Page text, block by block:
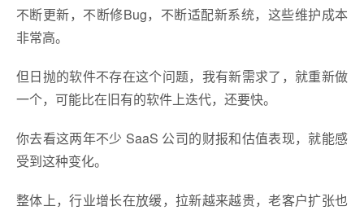
不断更新，不断修Bug，不断适配新系统，这些维护成本
非常高。
但日抛的软件不存在这个问题，我有新需求了，就重新做
一个，可能比在旧有的软件上迭代，还要快。
你去看这两年不少 SaaS 公司的财报和估值表现，就能感
受到这种变化。
整体上，行业增长在放缓，拉新越来越贵，老客户扩张也